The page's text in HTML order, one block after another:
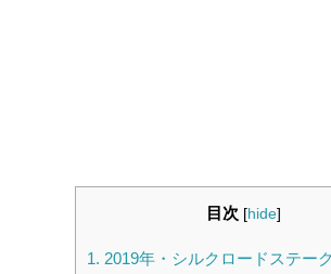
目次 [hide]
1. 2019年・シルクロードステー